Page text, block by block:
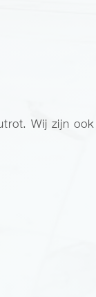
Wij zijn